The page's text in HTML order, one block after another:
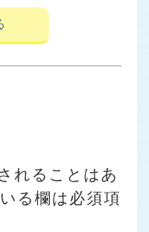
れることはあ
る欄は必須項